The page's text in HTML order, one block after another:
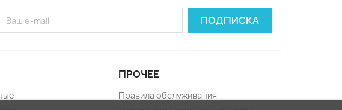
ПРОЧЕЕ
Правила обслуживания